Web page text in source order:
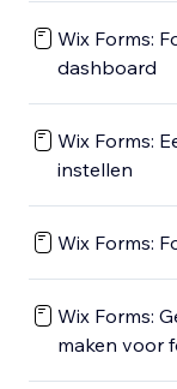
Wix Forms:
dashboard
Wix Forms:
instellen
Wix Forms:
Wix Forms:
maken voor